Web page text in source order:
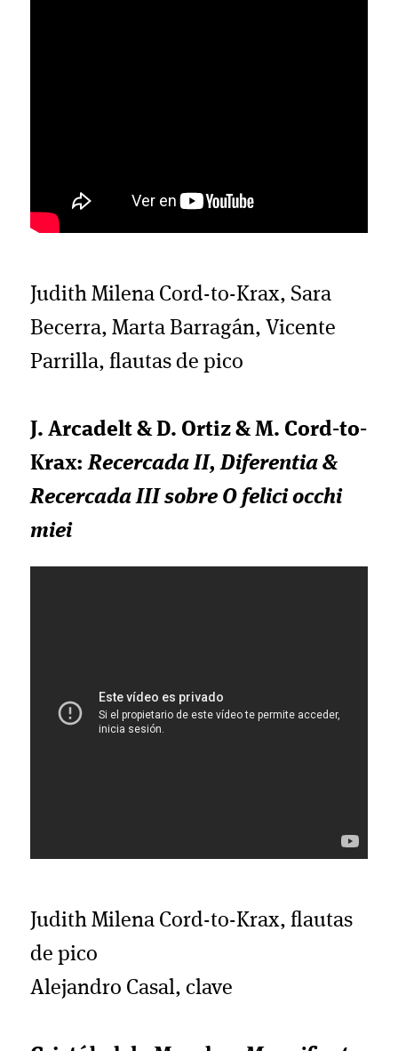
Judith Milena Cord-to-Krax, Sara
Becerra, Marta Barragán, Vicente
Parrilla, flautas de pico
J. Arcadelt & D. Ortiz & M. Cord-to-
Krax:Recercada II, Diferentia &
Recercada III sobre O felici occhi
miei
Judith Milena Cord-to-Krax, flautas
de pico
Alejandro Casal, clave